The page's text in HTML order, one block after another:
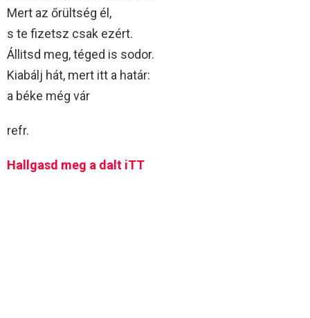
Mert az őrültség él,
s te fizetsz csak ezért.
Állitsd meg, téged is sodor.
Kiabálj hát, mert itt a határ:
a béke még vár
refr.
Hallgasd meg a dalt iTT